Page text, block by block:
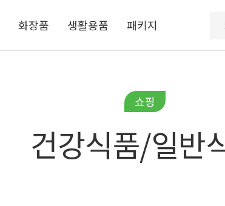
화장품 생활용품 패키지
쇼핑
건강식품/일반